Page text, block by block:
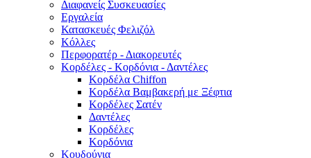
Διαφανείς Συσκευασίες
Εργαλεία
Κατασκευές Φελιζόλ
Κόλλες
Περφορατέρ - Διακορευτές
Κορδέλες - Κορδόνια - Δαντέλες
Κορδέλα Chiffon
Κορδέλα Βαμβακερή με Ξέφτια
Κορδέλες Σατέν
Δαντέλες
Κορδέλες
Κορδόνια
Κουδούνια